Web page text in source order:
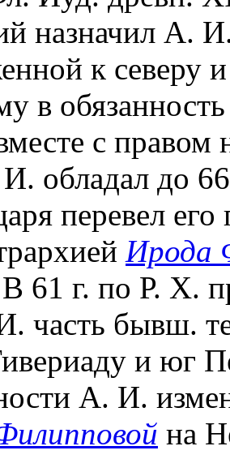
назначил А.
к северу
в
с правом
обладал до
перевел
Ирода
61 г. по Р. Х.
часть бывш.
и юг
А. И.
на